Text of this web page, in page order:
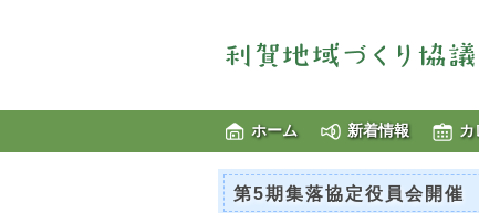
ホーム 新着情報 カ
第5期集落協定役員会開催